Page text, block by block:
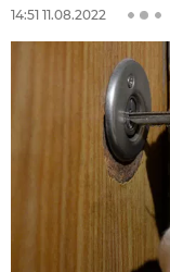
14:51 11.08.2022